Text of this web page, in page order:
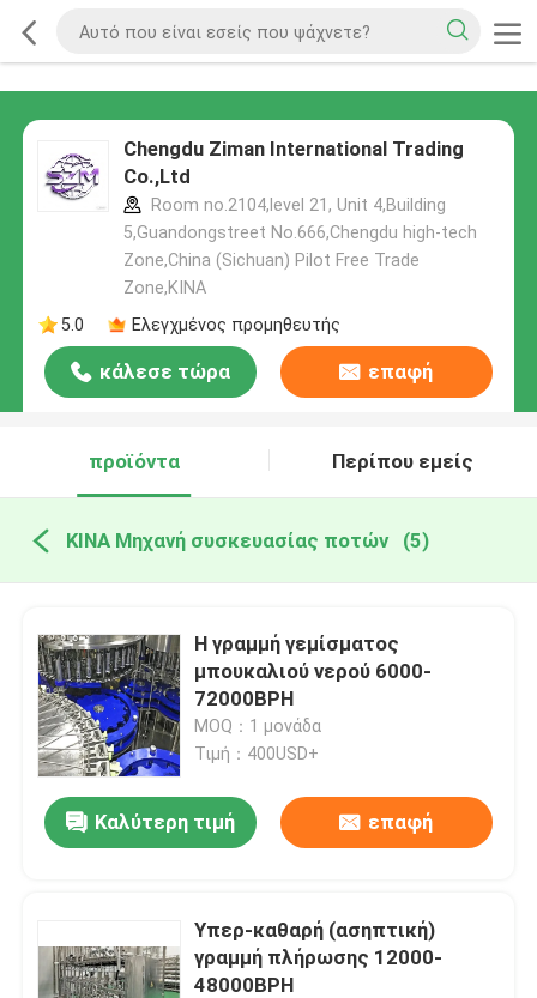
Chengdu Ziman International Trading
Co.,Ltd
Room no.2104,level 21, Unit 4,Building
5,Guandongstreet No.666,Chengdu high-tech
Zone,China (Sichuan) Pilot Free Trade
Zone,ΚΙΝΑ
5.0
Ελεγχμένος προμηθευτής
κάλεσε τώρα επαφή
προϊόντα Περίπου εμείς
ΚΙΝΑ Μηχανή συσκευασίας ποτών (5)
Η γραμμή γεμίσματος
μπουκαλιού νερού 6000-
72000BPH
MOQ：1 μονάδα
Τιμή：400USD+
Καλύτερη τιμή επαφή
Υπερ-καθαρή (ασηπτική)
γραμμή πλήρωσης 12000-
48000BPH